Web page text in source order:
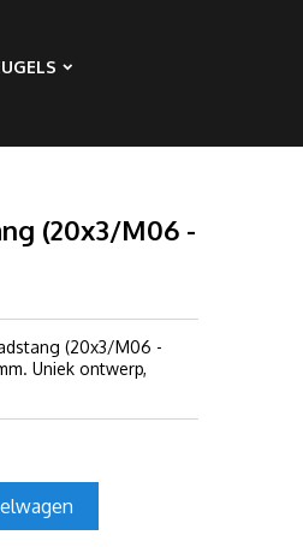
(20x3/M06 -
(20x3/M06 -
Uniek ontwerp,